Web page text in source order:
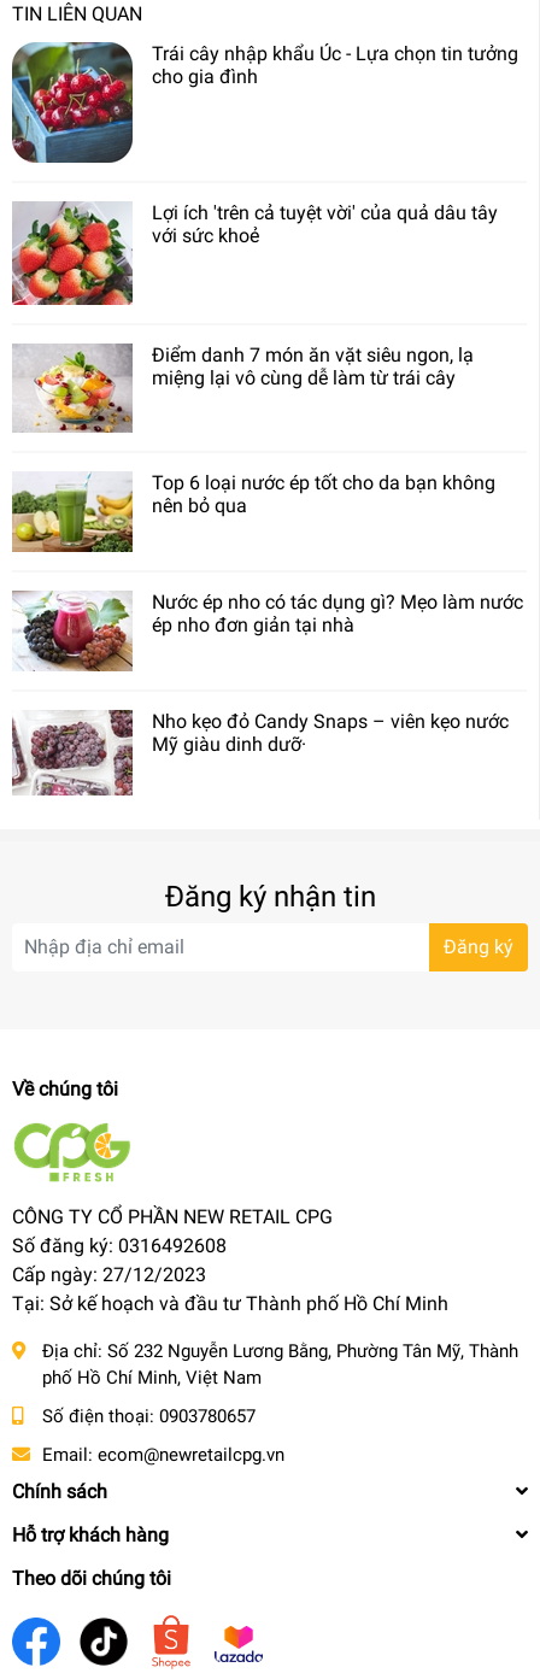
TIN LIÊN QUAN
Trái cây nhập khẩu Úc - Lựa chọn tin tưởng
cho gia đình
Lợi ích 'trên cả tuyệt vời' của quả dâu tây
với sức khoẻ
Điểm danh 7 món ăn vặt siêu ngon, lạ
miệng lại vô cùng dễ làm từ trái cây
Top 6 loại nước ép tốt cho da bạn không
nên bỏ qua
Nước ép nho có tác dụng gì? Mẹo làm nước
ép nho đơn giản tại nhà
Nho kẹo đỏ Candy Snaps – viên kẹo nước
Mỹ giàu dinh dưỡ·
Đăng ký nhận tin
Đăng ký
Về chúng tôi
CÔNG TY CỔ PHẦN NEW RETAIL CPG
Số đăng ký: 0316492608
Cấp ngày: 27/12/2023
Tại: Sở kế hoạch và đầu tư Thành phố Hồ Chí Minh
Địa chỉ: Số 232 Nguyễn Lương Bằng, Phường Tân Mỹ, Thành
phố Hồ Chí Minh, Việt Nam
Số điện thoại: 0903780657
Email: ecom@newretailcpg.vn
Chính sách
Hỗ trợ khách hàng
Theo dõi chúng tôi